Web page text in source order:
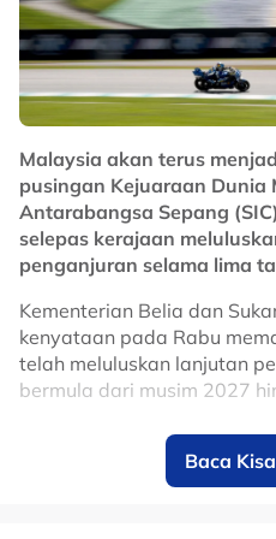
domestik, selain
pentas Asia pada musim
No node context available.
Related Topics
#Selangor #bola sepak
Malaysia akan terus
pusingan Kejuaraan Dunia
Antarabangsa Sepang
selepas kerajaan
penganjuran selama lima
Kementerian Belia dan
kenyataan pada Rabu
telah meluluskan lanjutan
bermula dari musim 2027
Keputusan itu memastikan
kalendar MotoGP, sekali
Sepang sebagai antara
Baca